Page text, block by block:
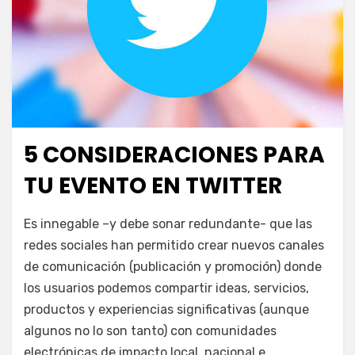
Publicada
el
septiembre 5, 2013
Escuela de Social Media
5 CONSIDERACIONES PARA
TU EVENTO EN TWITTER
por juancadotcom
Deja un comentario
consideraciones
para
tu
evento
Twitter
Es innegable –y debe sonar redundante- que las
redes sociales han permitido crear nuevos canales
de comunicación (publicación y promoción) donde
los usuarios podemos compartir ideas, servicios,
productos y experiencias significativas (aunque
algunos no lo son tanto) con comunidades